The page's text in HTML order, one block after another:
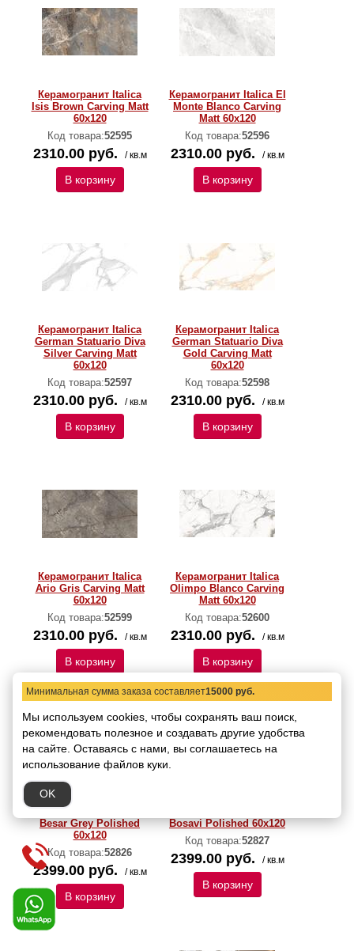
Керамогранит Italica
Isis Brown Carving Matt
60x120
Код товара:52595
2310.00 руб. / кв.м
В корзину
Керамогранит Italica El
Monte Blanco Carving
Matt 60x120
Код товара:52596
2310.00 руб. / кв.м
В корзину
Керамогранит Italica
German Statuario Diva
Silver Carving Matt
60x120
Код товара:52597
2310.00 руб. / кв.м
В корзину
Керамогранит Italica
German Statuario Diva
Gold Carving Matt
60x120
Код товара:52598
2310.00 руб. / кв.м
В корзину
Керамогранит Italica
Ario Gris Carving Matt
60x120
Код товара:52599
2310.00 руб. / кв.м
В корзину
Керамогранит Italica
Olimpo Blanco Carving
Matt 60x120
Код товара:52600
2310.00 руб. / кв.м
В корзину
Besar Grey Polished
60х120
Код товара:52826
2399.00 руб. / кв.м
В корзину
Bosavi Polished 60х120
Код товара:52827
2399.00 руб. / кв.м
В корзину
Минимальная сумма заказа составляет15000 руб.
Мы используем cookies, чтобы сохранять ваш поиск,
рекомендовать полезное и создавать другие удобства
на сайте. Оставаясь с нами, вы соглашаетесь на
использование файлов куки.
OK